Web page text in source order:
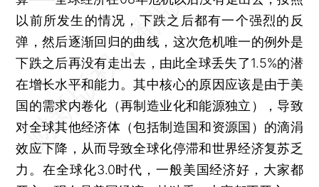
以前所发生的情况，下跌之后都有一个强烈的反
弹，然后逐渐回归的曲线，这次危机唯一的例外是
下跌之后再没有走出去，由此全球丢失了1.5%的潜
在增长水平和能力。其中核心的原因应该是由于美
国的需求内卷化（再制造业化和能源独立），导致
对全球其他经济体（包括制造国和资源国）的滴涓
效应下降，从而导致全球化停滞和世界经济复苏乏
力。在全球化3.0时代，一般美国经济好，大家都